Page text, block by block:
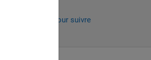
Connectez-vous pour suivre